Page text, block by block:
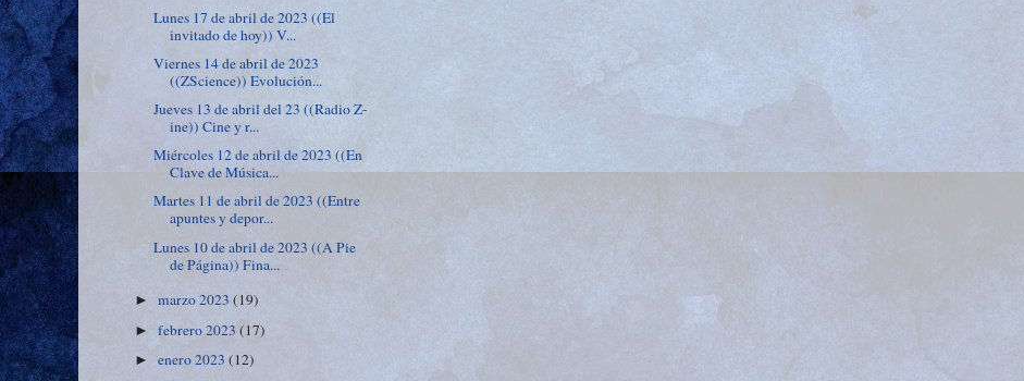
Lunes 17 de abril de 2023 ((El
invitado de hoy)) V...
Viernes 14 de abril de 2023
((ZScience)) Evolución...
Jueves 13 de abril del 23 ((Radio Z-
ine)) Cine y r...
Miércoles 12 de abril de 2023 ((En
Clave de Música...
Martes 11 de abril de 2023 ((Entre
apuntes y depor...
Lunes 10 de abril de 2023 ((A Pie
de Página)) Fina...
►marzo 2023(19)
►febrero 2023(17)
►enero 2023(12)